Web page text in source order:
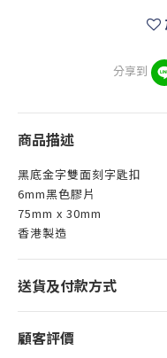
分享到
商品描述
黑底金字雙面刻字匙扣
6mm黑色膠片
75mm x 30mm
香港製造
送貨及付款方式
顧客評價